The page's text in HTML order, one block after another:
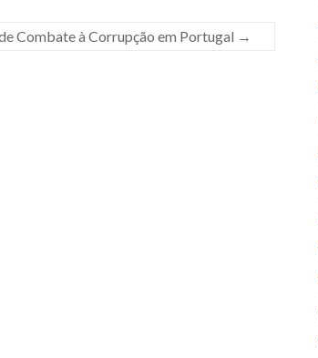
Combate à Corrupção em Portugal →